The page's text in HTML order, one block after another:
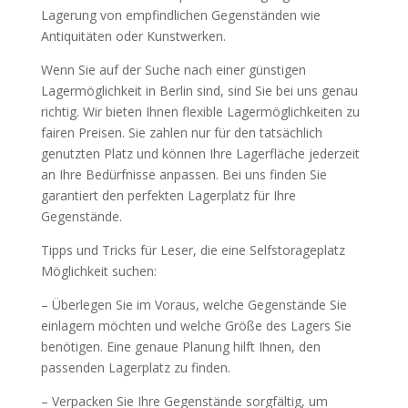
Lagerung von empfindlichen Gegenständen wie
Antiquitäten oder Kunstwerken.
Wenn Sie auf der Suche nach einer günstigen
Lagermöglichkeit in Berlin sind, sind Sie bei uns genau
richtig. Wir bieten Ihnen flexible Lagermöglichkeiten zu
fairen Preisen. Sie zahlen nur für den tatsächlich
genutzten Platz und können Ihre Lagerfläche jederzeit
an Ihre Bedürfnisse anpassen. Bei uns finden Sie
garantiert den perfekten Lagerplatz für Ihre
Gegenstände.
Tipps und Tricks für Leser, die eine Selfstorageplatz
Möglichkeit suchen:
– Überlegen Sie im Voraus, welche Gegenstände Sie
einlagern möchten und welche Größe des Lagers Sie
benötigen. Eine genaue Planung hilft Ihnen, den
passenden Lagerplatz zu finden.
– Verpacken Sie Ihre Gegenstände sorgfältig, um